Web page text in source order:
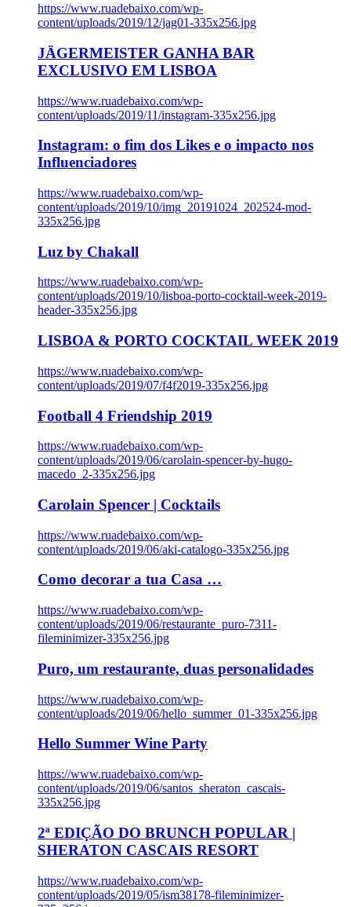
https://www.ruadebaixo.com/wp-
content/uploads/2019/12/jag01-335x256.jpg
JÄGERMEISTER GANHA BAR
EXCLUSIVO EM LISBOA
https://www.ruadebaixo.com/wp-
content/uploads/2019/11/instagram-335x256.jpg
Instagram: o fim dos Likes e o impacto nos
Influenciadores
https://www.ruadebaixo.com/wp-
content/uploads/2019/10/img_20191024_202524-mod-
335x256.jpg
Luz by Chakall
https://www.ruadebaixo.com/wp-
content/uploads/2019/10/lisboa-porto-cocktail-week-2019-
header-335x256.jpg
LISBOA & PORTO COCKTAIL WEEK 2019
https://www.ruadebaixo.com/wp-
content/uploads/2019/07/f4f2019-335x256.jpg
Football 4 Friendship 2019
https://www.ruadebaixo.com/wp-
content/uploads/2019/06/carolain-spencer-by-hugo-
macedo_2-335x256.jpg
Carolain Spencer | Cocktails
https://www.ruadebaixo.com/wp-
content/uploads/2019/06/aki-catalogo-335x256.jpg
Como decorar a tua Casa …
https://www.ruadebaixo.com/wp-
content/uploads/2019/06/restaurante_puro-7311-
fileminimizer-335x256.jpg
Puro, um restaurante, duas personalidades
https://www.ruadebaixo.com/wp-
content/uploads/2019/06/hello_summer_01-335x256.jpg
Hello Summer Wine Party
https://www.ruadebaixo.com/wp-
content/uploads/2019/06/santos_sheraton_cascais-
335x256.jpg
2ª EDIÇÃO DO BRUNCH POPULAR |
SHERATON CASCAIS RESORT
https://www.ruadebaixo.com/wp-
content/uploads/2019/05/ism38178-fileminimizer-